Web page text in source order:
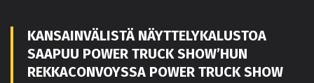
KANSAINVÄLISTÄ NÄYTTELYKALUSTOA
SAAPUU POWER TRUCK SHOW’HUN
REKKACONVOYSSA POWER TRUCK SHOW